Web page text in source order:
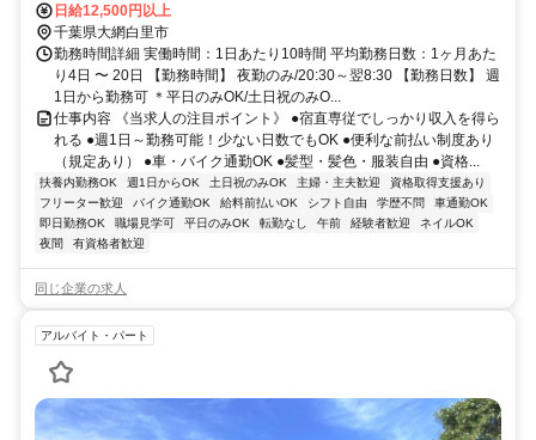
イク通勤OK
日給12,500円以上
千葉県大網白里市
勤務時間詳細 実働時間：1日あたり10時間 平均勤務日数：1ヶ月あた
り4日 〜 20日 【勤務時間】 夜勤のみ/20:30～翌8:30 【勤務日数】 週
1日から勤務可 ＊平日のみOK/土日祝のみO...
仕事内容 《当求人の注目ポイント》 ●宿直専従でしっかり収入を得ら
れる ●週1日～勤務可能！少ない日数でもOK ●便利な前払い制度あり
（規定あり） ●車・バイク通勤OK ●髪型・髪色・服装自由 ●資格...
扶養内勤務OK 週1日からOK 土日祝のみOK 主婦・主夫歓迎
資格取得支援あり
フリーター歓迎
バイク通勤OK 給料前払いOK シフト自由 学歴不問
車通勤OK
即日勤務OK
職場見学可 平日のみOK 転勤なし 午前 経験者歓迎
ネイルOK
夜間
有資格者歓迎
同じ企業の求人
アルバイト・パート